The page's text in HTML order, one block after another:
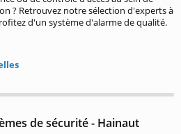
? Retrouvez notre sélection d'experts à
d'un système d'alarme de qualité.
de sécurité - Hainaut